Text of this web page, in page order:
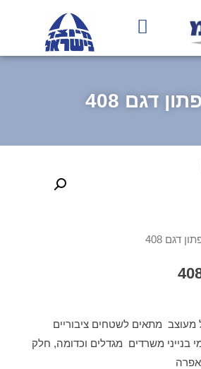
דגם 408
דגם 408
מתאים לשטחים ציבוריים
בנייני משרדים מגדלים וכדומה, חלק